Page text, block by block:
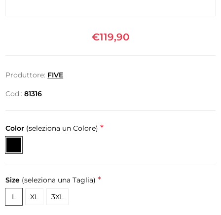
€119,90
Produttore: FIVE
Cod.: 81316
Color (seleziona un Colore) *
Size (seleziona una Taglia) *
L XL 3XL